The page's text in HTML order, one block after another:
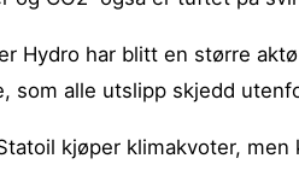
Hydro har blitt en større
som alle utslipp skjedd
kjøper klimakvoter,